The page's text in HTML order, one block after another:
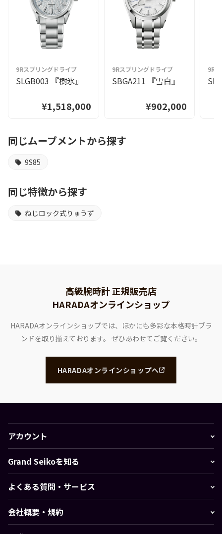
9Rスプリングドライブ
SLGB003 『樹氷』
¥1,518,000
9Rスプリングドライブ
SBGA211 『雪白』
¥902,000
9R
同じムーブメントから探す
9S85
同じ特徴から探す
ねじロック式りゅうず
高級腕時計 正規販売店
HARADAオンラインショップ
HARADAオンラインショップでは、ほかにも多彩な本格時計ブラ
ンドを取り揃えております。 ぜひあわせてご覧ください。
HARADAオンラインショップへ
アカウント
Grand Seikoを知る
よくある質問・サービス
会社概要・規約